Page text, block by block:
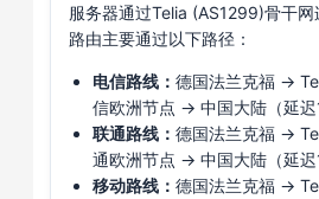
服务器通过Telia (AS1299)骨干
路由主要通过以下路径：
电信路线： 德国法兰克福 →
信欧洲节点 → 中国大陆（延迟
联通路线： 德国法兰克福 →
通欧洲节点 → 中国大陆（延迟
移动路线： 德国法兰克福 →